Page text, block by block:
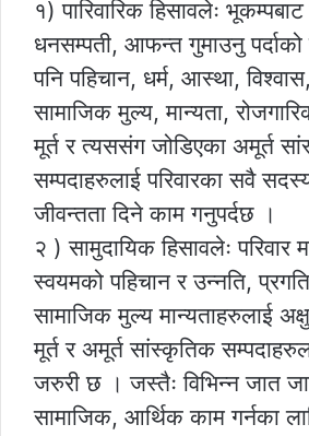
१) पारिवारिक हिसावलेः
धनसम्पती, आफन्त गुमाउनु पर्दाको
पनि पहिचान, धर्म, आस्था, विश्वास,
सामाजिक मुल्य, मान्यता,
मूर्त र त्यससंग जोडिएका अमूर्त
सम्पदाहरुलाई परिवारका सवै
जीवन्तता दिने काम गनुपर्दछ ।
२ ) सामुदायिक हिसावलेः परिवार
स्वयमको पहिचान र उन्नति,
सामाजिक मुल्य मान्यताहरुलाई
मूर्त र अमूर्त सांस्कृतिक
जरुरी छ । जस्तैः विभिन्न जात
सामाजिक, आर्थिक काम गर्नका